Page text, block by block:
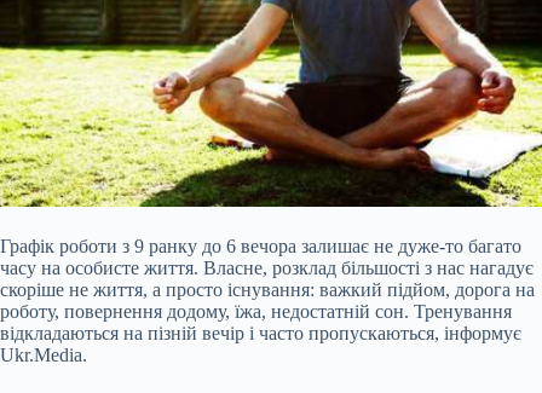
Графік роботи з 9 ранку до 6 вечора залишає не дуже-то багато
часу на особисте життя. Власне, розклад більшості з нас нагадує
скоріше не життя, а просто існування: важкий підйом, дорога на
роботу, повернення додому, їжа, недостатній сон. Тренування
відкладаються на пізній вечір і часто пропускаються, інформує
Ukr.Media.